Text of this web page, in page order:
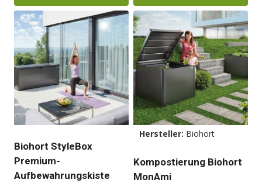
Dieses
Produkt
weist
mehrere
Varianten
auf.
Die
Optionen
können
auf
der
Dieses
Produkt
weist
mehrere
Varianten
auf.
Die
Optionen
können
auf
der
Biohort StyleBox
Premium-
Aufbewahrungskiste
Hersteller: Biohort
Kompostierung Biohort
MonAmi